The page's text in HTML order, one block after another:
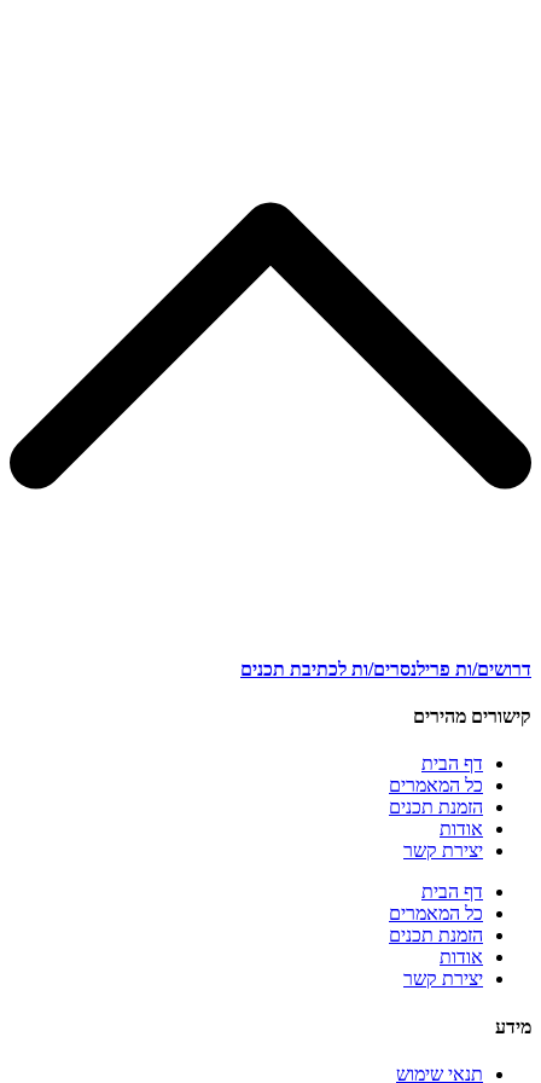
דרושים/ות פרילנסרים/ות לכתיבת תכנים
קישורים מהירים
דף הבית
כל המאמרים
הזמנת תכנים
אודות
יצירת קשר
דף הבית
כל המאמרים
הזמנת תכנים
אודות
יצירת קשר
מידע
תנאי שימוש